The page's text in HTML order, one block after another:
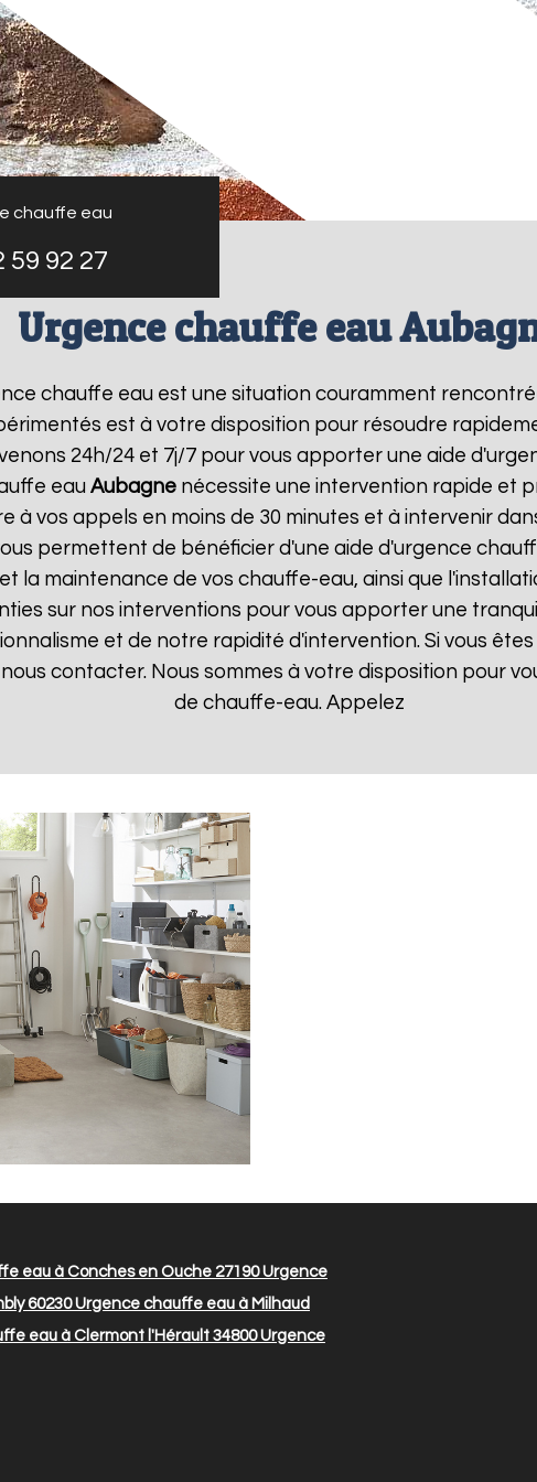
chauffe eau
59 92 27
Urgence chauffe eau
chauffe eau est une situation couramment
est à votre disposition pour résoudre
24h/24 et 7j/7 pour vous apporter une aide
eau Aubagne nécessite une intervention rapide et
à vos appels en moins de 30 minutes et à intervenir
permettent de bénéficier d'une aide d'urgence
la maintenance de vos chauffe-eau, ainsi que
sur nos interventions pour vous apporter une
et de notre rapidité d'intervention. Si vous
contacter. Nous sommes à votre disposition pour
de chauffe-eau. Appelez
eau à Conches en Ouche 27190Urgence
60230Urgence chauffe eau à Milhaud
eau à Clermont l'Hérault 34800Urgence